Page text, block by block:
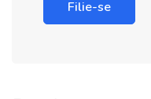
Filie-se